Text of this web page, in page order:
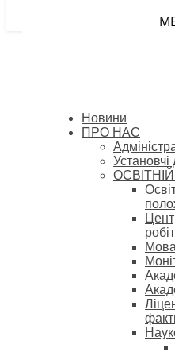
Новини
ПРО НАС